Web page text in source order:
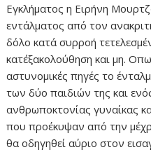
Εγκλήματος η Ειρήνη
εντάλματος από τον
δόλο κατά συρροή
κατ΄εξακολούθηση και μη.
αστυνομικές πηγές το
των δύο παιδιών της και
ανθρωποκτονίας γυναίκας
που προέκυψαν από την
θα οδηγηθεί αύριο στον